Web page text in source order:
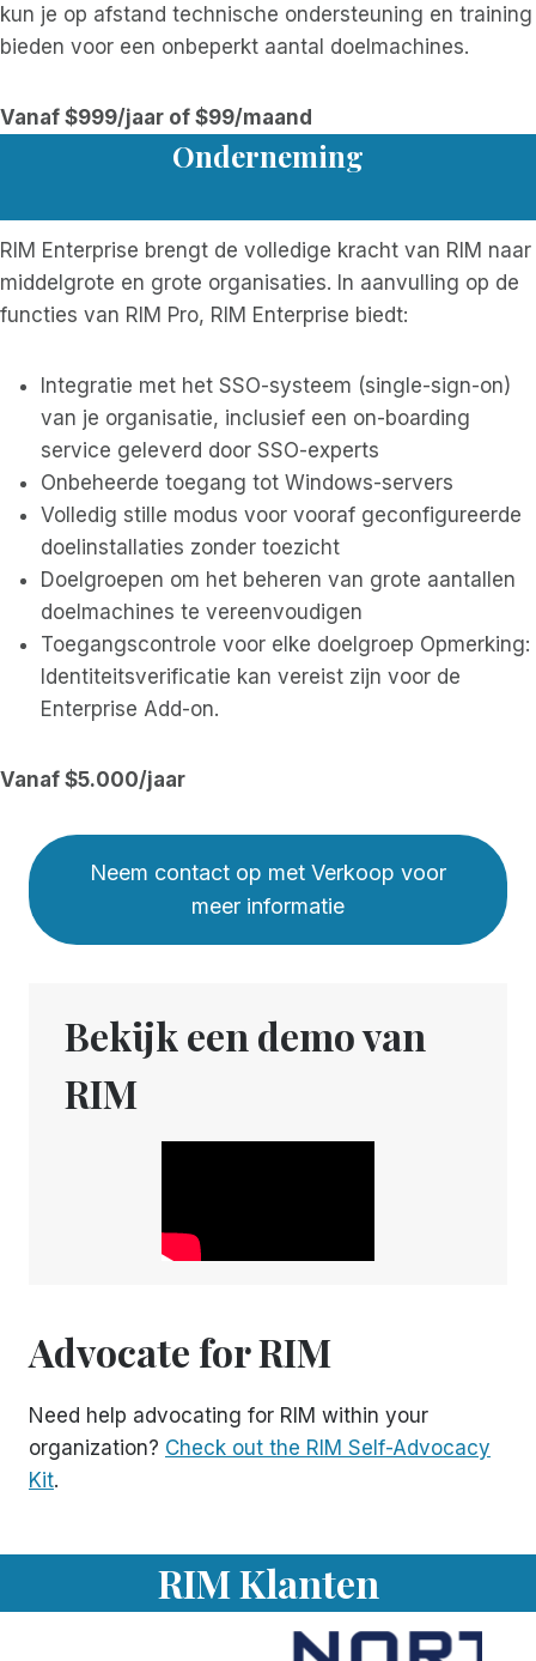
kun je op afstand technische ondersteuning en training
bieden voor een onbeperkt aantal doelmachines.
Vanaf $999/jaar of $99/maand
Onderneming
RIM Enterprise brengt de volledige kracht van RIM naar
middelgrote en grote organisaties. In aanvulling op de
functies van RIM Pro, RIM Enterprise biedt:
Integratie met het SSO-systeem (single-sign-on)
van je organisatie, inclusief een on-boarding
service geleverd door SSO-experts
Onbeheerde toegang tot Windows-servers
Volledig stille modus voor vooraf geconfigureerde
doelinstallaties zonder toezicht
Doelgroepen om het beheren van grote aantallen
doelmachines te vereenvoudigen
Toegangscontrole voor elke doelgroep Opmerking:
Identiteitsverificatie kan vereist zijn voor de
Enterprise Add-on.
Vanaf $5.000/jaar
Neem contact op met Verkoop voor
meer informatie
Bekijk een demo van
RIM
Advocate for RIM
Need help advocating for RIM within your
organization? Check out the RIM Self-Advocacy
Kit.
RIM Klanten